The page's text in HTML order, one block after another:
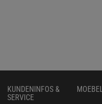
KUNDENINFOS &
SERVICE